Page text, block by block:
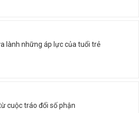
lành những áp lực của tuổi trẻ
cuộc tráo đổi số phận